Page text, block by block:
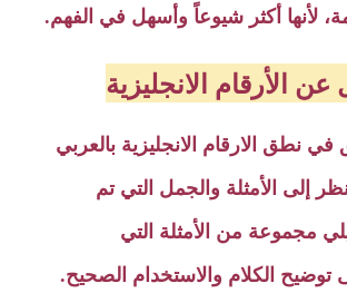
لأنها أكثر شيوعاً وأسهل في الفهم.
الأرقام الانجليزية
نطق الارقام الانجليزية بالعربي
إلى الأمثلة والجمل التي تم
مجموعة من الأمثلة التي
الكلام والاستخدام الصحيح.